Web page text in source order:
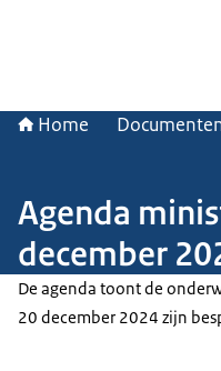
Home
Agenda
december
De agenda toont de
20 december 2024 zijn